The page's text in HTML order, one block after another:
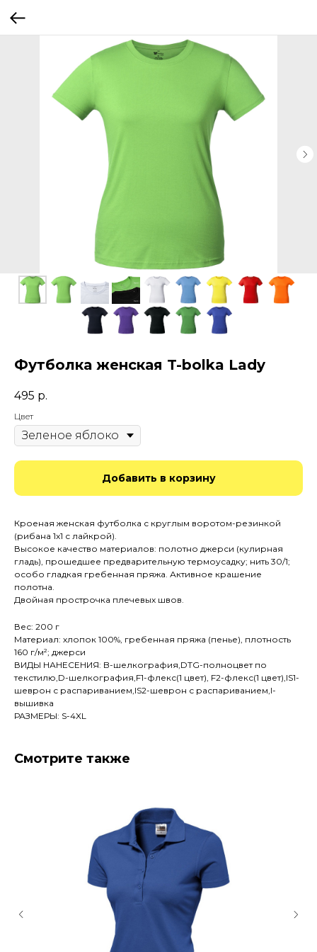
Футболка женская T-bolka Lady
495 р.
Цвет
Добавить в корзину
Кроеная женская футболка с круглым воротом-резинкой
(рибана 1x1 с лайкрой).
Высокое качество материалов: полотно джерси (кулирная
гладь), прошедшее предварительную термоусадку; нить 30/1;
особо гладкая гребенная пряжа. Активное крашение
полотна.
Двойная прострочка плечевых швов.
Вес: 200 г
Материал: хлопок 100%, гребенная пряжа (пенье), плотность
160 г/м²; джерси
ВИДЫ НАНЕСЕНИЯ: B-шелкография,DTG-полноцвет по
текстилю,D-шелкография,F1-флекс(1 цвет), F2-флекс(1 цвет),IS1-
шеврон с распариванием,IS2-шеврон с распариванием,I-
вышивка
РАЗМЕРЫ: S-4XL
Смотрите также